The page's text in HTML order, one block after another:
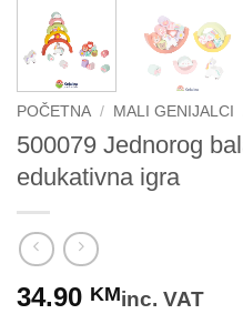
POČETNA / MALI GENIJALCI
500079 Jednorog
edukativna igra
34.90 KMinc. VAT